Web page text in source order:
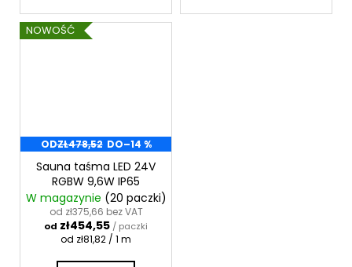
NOWOŚĆ
ODZŁ478,52 DO–14 %
Sauna taśma LED 24V
RGBW 9,6W IP65
W magazynie (20 paczki)
od zł375,66 bez VAT
od zł454,55 / paczki
Cena
od zł81,82 / 1 m